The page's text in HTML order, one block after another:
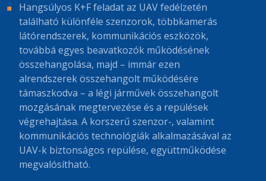
Hangsúlyos K+F feladat az UAV fedélzetén
található különféle szenzorok, többkamerás
látórendszerek, kommunikációs eszközök,
továbbá egyes beavatkozók működésének
összehangolása, majd – immár ezen
alrendszerek összehangolt működésére
támaszkodva – a légi járművek összehangolt
mozgásának megtervezése és a repülések
végrehajtása. A korszerű szenzor-, valamint
kommunikációs technológiák alkalmazásával az
UAV-k biztonságos repülése, együttműködése
megvalósítható.